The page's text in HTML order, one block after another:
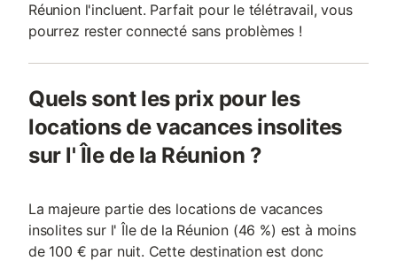
Réunion l'incluent. Parfait pour le télétravail, vous
pourrez rester connecté sans problèmes !
Quels sont les prix pour les
locations de vacances insolites
sur l' Île de la Réunion ?
La majeure partie des locations de vacances
insolites sur l' Île de la Réunion (46 %) est à moins
de 100 € par nuit. Cette destination est donc